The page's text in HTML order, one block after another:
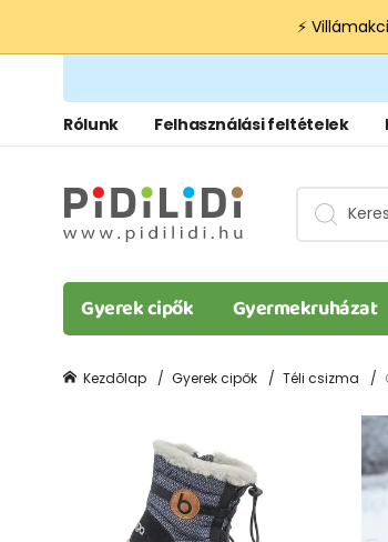
⚡
Rólunk Felhasználási feltételek
Gyerek cipők Gyermekruházat
Kezdõlap Gyerek cipők Téli csizma